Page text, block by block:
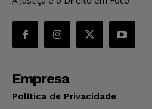
Empresa
Política de Privacidade